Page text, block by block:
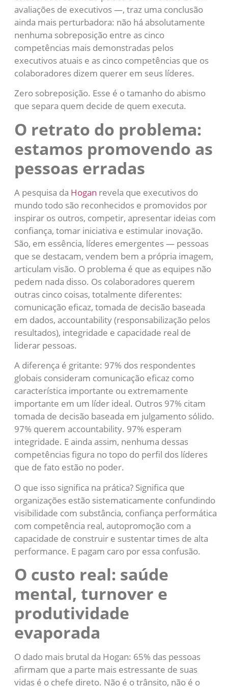
avaliações de executivos —, traz uma conclusão
ainda mais perturbadora: não há absolutamente
nenhuma sobreposição entre as cinco
competências mais demonstradas pelos
executivos atuais e as cinco competências que os
colaboradores dizem querer em seus líderes.
Zero sobreposição. Esse é o tamanho do abismo
que separa quem decide de quem executa.
O retrato do problema:
estamos promovendo as
pessoas erradas
A pesquisa da Hogan revela que executivos do
mundo todo são reconhecidos e promovidos por
inspirar os outros, competir, apresentar ideias com
confiança, tomar iniciativa e estimular inovação.
São, em essência, líderes emergentes — pessoas
que se destacam, vendem bem a própria imagem,
articulam visão. O problema é que as equipes não
pedem nada disso. Os colaboradores querem
outras cinco coisas, totalmente diferentes:
comunicação eficaz, tomada de decisão baseada
em dados, accountability (responsabilização pelos
resultados), integridade e capacidade real de
liderar pessoas.
A diferença é gritante: 97% dos respondentes
globais consideram comunicação eficaz como
característica importante ou extremamente
importante em um líder ideal. Outros 97% citam
tomada de decisão baseada em julgamento sólido.
97% querem accountability. 97% esperam
integridade. E ainda assim, nenhuma dessas
competências figura no topo do perfil dos líderes
que de fato estão no poder.
O que isso significa na prática? Significa que
organizações estão sistematicamente confundindo
visibilidade com substância, confiança performática
com competência real, autopromoção com a
capacidade de construir e sustentar times de alta
performance. E pagam caro por essa confusão.
O custo real: saúde
mental, turnover e
produtividade
evaporada
O dado mais brutal da Hogan: 65% das pessoas
afirmam que a parte mais estressante de suas
vidas é o chefe direto. Não é o trânsito, não é o